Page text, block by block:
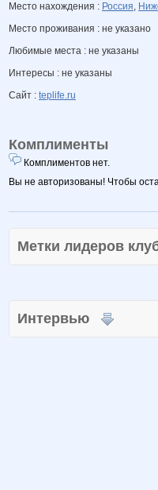
Место нахождения : Россия,
Место проживания : не указано
Любимые места : не указаны
Интересы : не указаны
Сайт : teplife.ru
Комплименты
Комплиментов нет.
Вы не авторизованы! Чтобы
Метки лидеров
Интервью